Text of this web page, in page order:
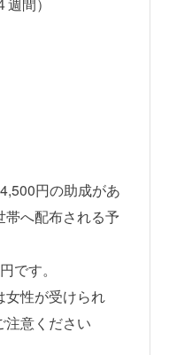
円の助成があ
帯へ配布される予
です。
女性が受けられ
注意ください